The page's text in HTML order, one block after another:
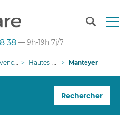
T
n
g
38 — 9h-19h 7j/7
Côte d'Azur Hautes-Alpes Manteyer
Rechercher